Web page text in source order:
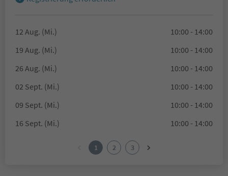
12 Aug. (Mi.)
10:00 - 14:00
19 Aug. (Mi.)
10:00 - 14:00
26 Aug. (Mi.)
10:00 - 14:00
02 Sept. (Mi.)
10:00 - 14:00
09 Sept. (Mi.)
10:00 - 14:00
16 Sept. (Mi.)
10:00 - 14:00
1 2 3